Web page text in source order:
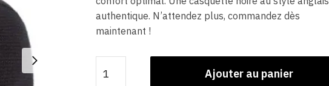
authentique. N’attendez plus, commandez dès
maintenant !
de
Ajouter au panier